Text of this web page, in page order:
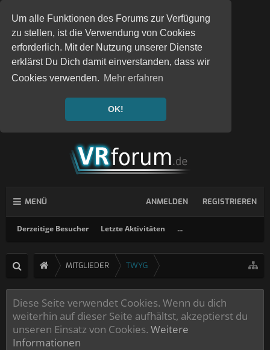
Um alle Funktionen des Forums zur Verfügung
zu stellen, ist die Verwendung von Cookies
erforderlich. Mit der Nutzung unserer Dienste
erklärst Du Dich damit einverstanden, dass wir
Cookies verwenden. Mehr erfahren
OK!
MENÜ
Derzeitige Besucher Letzte Aktivitäten ...
ANMELDEN REGISTRIEREN
MITGLIEDER TWYG
Diese Seite verwendet Cookies. Wenn du dich
weiterhin auf dieser Seite aufhältst, akzeptierst du
unseren Einsatz von Cookies. Weitere
Informationen